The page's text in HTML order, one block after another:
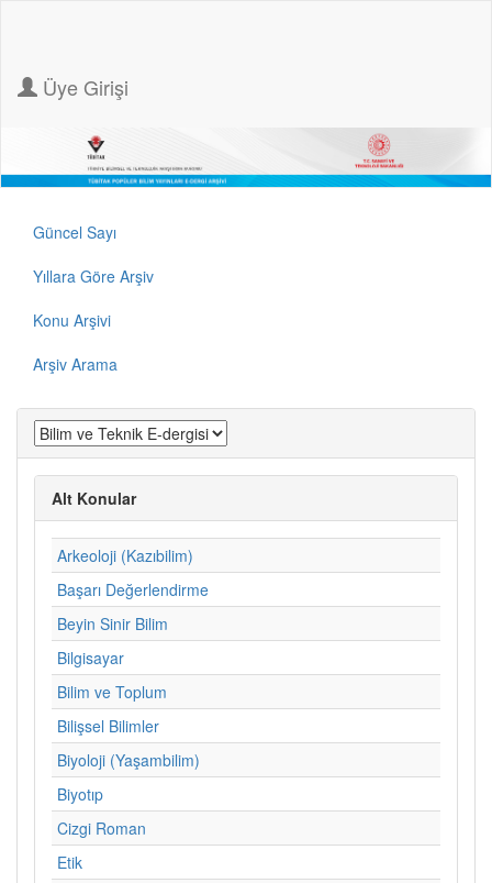
Üye Girişi
Güncel Sayı
Yıllara Göre Arşiv
Konu Arşivi
Arşiv Arama
Alt Konular
Arkeoloji (Kazıbilim)
Başarı Değerlendirme
Beyin Sinir Bilim
Bilgisayar
Bilim ve Toplum
Bilişsel Bilimler
Biyoloji (Yaşambilim)
Biyotıp
Cizgi Roman
Etik